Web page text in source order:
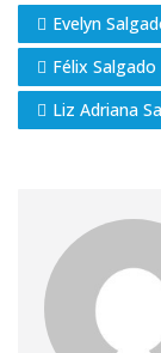
Evelyn
Félix
Liz Adriana